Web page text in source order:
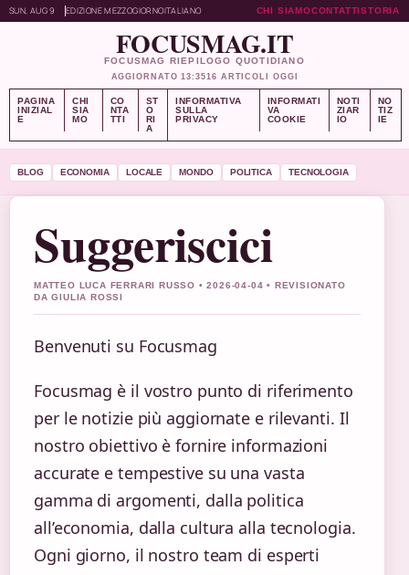
SUN, AUG 9 EDIZIONE MEZZOGIORNOITALIANO CHI SIAMOCONTATTISTORIA
FOCUSMAG.IT
FOCUSMAG RIEPILOGO QUOTIDIANO
AGGIORNATO 13:3516 ARTICOLI OGGI
PAGINA
INIZIAL
E
CHI
SIA
MO
CO
NTA
TTI
ST
O
RI
A
INFORMATIVA
SULLA
PRIVACY
INFORMATI
VA
COOKIE
NOTI
ZIAR
IO
NO
TIZ
IE
BLOG ECONOMIA LOCALE MONDO POLITICA TECNOLOGIA
Suggeriscici
MATTEO LUCA FERRARI RUSSO • 2026-04-04 • REVISIONATO
DA GIULIA ROSSI
Benvenuti su Focusmag
Focusmag è il vostro punto di riferimento
per le notizie più aggiornate e rilevanti. Il
nostro obiettivo è fornire informazioni
accurate e tempestive su una vasta
gamma di argomenti, dalla politica
all’economia, dalla cultura alla tecnologia.
Ogni giorno, il nostro team di esperti